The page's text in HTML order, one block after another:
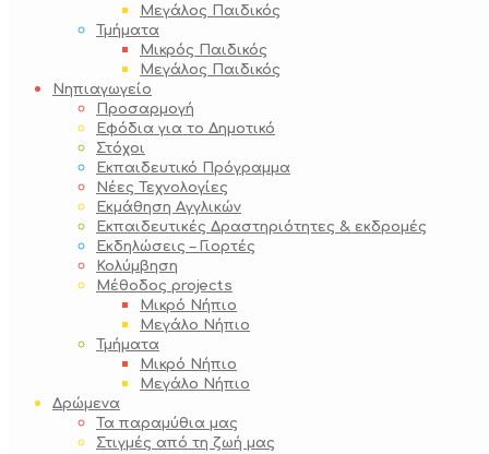
Μεγάλος Παιδικός
Τμήματα
Μικρός Παιδικός
Μεγάλος Παιδικός
Νηπιαγωγείο
Προσαρμογή
Εφόδια για το Δημοτικό
Στόχοι
Εκπαιδευτικό Πρόγραμμα
Νέες Τεχνολογίες
Εκμάθηση Αγγλικών
Εκπαιδευτικές Δραστηριότητες & εκδρομές
Εκδηλώσεις – Γιορτές
Κολύμβηση
Μέθοδος projects
Μικρό Νήπιο
Μεγάλο Νήπιο
Τμήματα
Μικρό Νήπιο
Μεγάλο Νήπιο
Δρώμενα
Τα παραμύθια μας
Στιγμές από τη ζωή μας